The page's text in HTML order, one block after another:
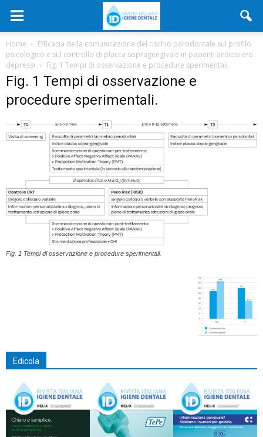
Home
Efficacia della comunicazione del rischio parodontale sul profilo
psicologico e sul controllo di placca sopragengivale in pazienti ansiosi e/o
depressi
Fig. 1 Tempi di osservazione e procedure sperimentali.
Fig. 1 Tempi di osservazione e
procedure sperimentali.
Fig. 1 Tempi di osservazione e procedure sperimentali.
Edicola